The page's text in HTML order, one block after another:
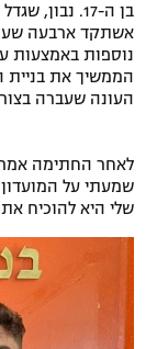
בן ה-17.
אשתקד ארבעה
נוספות באמצעות
הממשיך את בניית
העונה שעברה
לאחר החתימה
שמעתי על
שלי היא להוכיח את